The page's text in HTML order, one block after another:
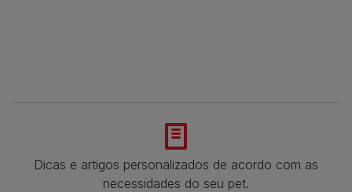
Dicas e artigos personalizados de acordo com as
necessidades do seu pet.